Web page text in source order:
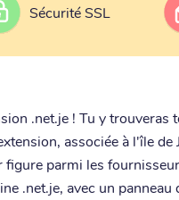
Sécurité SSL
.net.je ! Tu y trouveras
associée à l'île de
parmi les
.net.je, avec un panneau